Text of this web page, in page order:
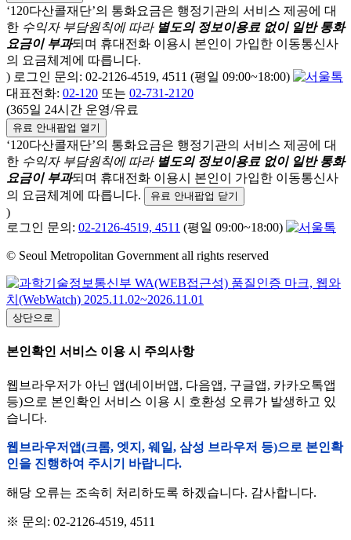
‘120다산콜재단’의 통화요금은 행정기관의 서비스 제공에 대
한 수익자 부담원칙에 따라 별도의 정보이용료 없이 일반 통화
요금이 부과되며 휴대전화 이용시 본인이 가입한 이동통신사
의 요금체계에 따릅니다.
) 로그인 문의: 02-2126-4519, 4511 (평일 09:00~18:00)
대표전화: 02-120 또는 02-731-2120
(365일 24시간 운영/유료
유료 안내팝업 열기
‘120다산콜재단’의 통화요금은 행정기관의 서비스 제공에 대
한 수익자 부담원칙에 따라 별도의 정보이용료 없이 일반 통화
요금이 부과되며 휴대전화 이용시 본인이 가입한 이동통신사
의 요금체계에 따릅니다.
유료 안내팝업 닫기
)
로그인 문의: 02-2126-4519, 4511 (평일 09:00~18:00)
© Seoul Metropolitan Government all rights reserved
상단으로
본인확인 서비스 이용 시 주의사항
웹브라우저가 아닌 앱(네이버앱, 다음앱, 구글앱, 카카오톡앱
등)으로 본인확인 서비스 이용 시 호환성 오류가 발생하고 있
습니다.
웹브라우저앱(크롬, 엣지, 웨일, 삼성 브라우저 등)으로 본인확
인을 진행하여 주시기 바랍니다.
해당 오류는 조속히 처리하도록 하겠습니다. 감사합니다.
※ 문의: 02-2126-4519, 4511